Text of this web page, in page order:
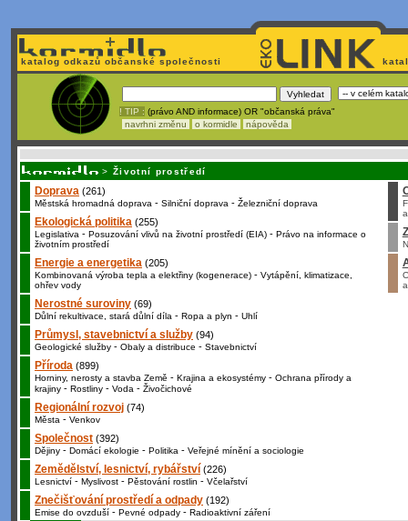
katalog odkazů občanské společnosti
! TIP : (právo AND informace) OR "občanská práva"
navrhni změnu
o kormidle nápověda
> Životní prostředí
Doprava (261)
Městská hromadná doprava - Silniční doprava - Železniční doprava
Ekologická politika (255)
Legislativa - Posuzování vlivů na životní prostředí (EIA) - Právo na informace o
životním prostředí
Energie a energetika (205)
Kombinovaná výroba tepla a elektřiny (kogenerace) - Vytápění, klimatizace,
ohřev vody
Nerostné suroviny (69)
Důlní rekultivace, stará důlní díla - Ropa a plyn - Uhlí
Průmysl, stavebnictví a služby (94)
Geologické služby - Obaly a distribuce - Stavebnictví
Příroda (899)
Horniny, nerosty a stavba Země - Krajina a ekosystémy - Ochrana přírody a
krajiny - Rostliny - Voda - Živočichové
Regionální rozvoj (74)
Města - Venkov
Společnost (392)
Dějiny - Domácí ekologie - Politika - Veřejné mínění a sociologie
Zemědělství, lesnictví, rybářství (226)
Lesnictví - Myslivost - Pěstování rostlin - Včelařství
Znečišťování prostředí a odpady (192)
Emise do ovzduší - Pevné odpady - Radioaktivní záření